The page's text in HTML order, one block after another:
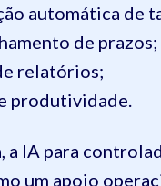
automática de
de prazos;
relatórios;
produtividade.
a IA para
um apoio